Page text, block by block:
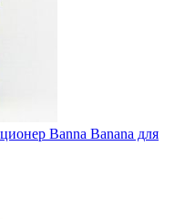
Banna Banana для